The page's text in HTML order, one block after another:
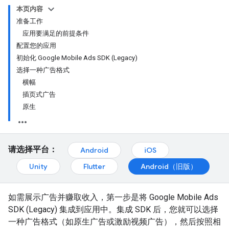
本页内容
准备工作
应用要满足的前提条件
配置您的应用
初始化 Google Mobile Ads SDK (Legacy)
选择一种广告格式
横幅
插页式广告
原生
请选择平台： Android
iOS
Unity
Flutter Android（旧版）
如需展示广告并赚取收入，第一步是将 Google Mobile Ads
SDK (Legacy) 集成到应用中。集成 SDK 后，您就可以选择
一种广告格式（如原生广告或激励视频广告），然后按照相